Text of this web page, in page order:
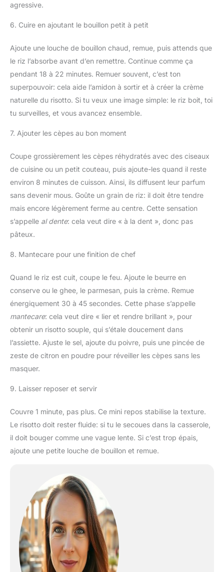
agressive.
6. Cuire en ajoutant le bouillon petit à petit
Ajoute une louche de bouillon chaud, remue, puis attends que
le riz l’absorbe avant d’en remettre. Continue comme ça
pendant 18 à 22 minutes. Remuer souvent, c’est ton
superpouvoir: cela aide l’amidon à sortir et à créer la crème
naturelle du risotto. Si tu veux une image simple: le riz boit, toi
tu surveilles, et vous avancez ensemble.
7. Ajouter les cèpes au bon moment
Coupe grossièrement les cèpes réhydratés avec des ciseaux
de cuisine ou un petit couteau, puis ajoute-les quand il reste
environ 8 minutes de cuisson. Ainsi, ils diffusent leur parfum
sans devenir mous. Goûte un grain de riz: il doit être tendre
mais encore légèrement ferme au centre. Cette sensation
s’appelle al dente: cela veut dire « à la dent », donc pas
pâteux.
8. Mantecare pour une finition de chef
Quand le riz est cuit, coupe le feu. Ajoute le beurre en
conserve ou le ghee, le parmesan, puis la crème. Remue
énergiquement 30 à 45 secondes. Cette phase s’appelle
mantecare: cela veut dire « lier et rendre brillant », pour
obtenir un risotto souple, qui s’étale doucement dans
l’assiette. Ajuste le sel, ajoute du poivre, puis une pincée de
zeste de citron en poudre pour réveiller les cèpes sans les
masquer.
9. Laisser reposer et servir
Couvre 1 minute, pas plus. Ce mini repos stabilise la texture.
Le risotto doit rester fluide: si tu le secoues dans la casserole,
il doit bouger comme une vague lente. Si c’est trop épais,
ajoute une petite louche de bouillon et remue.